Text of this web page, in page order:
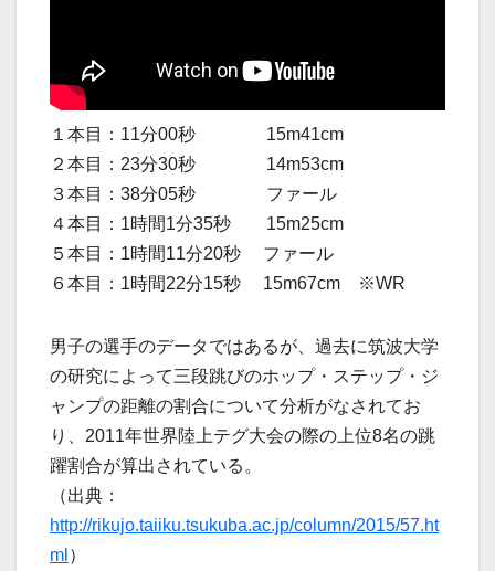
１本目：11分00秒 15m41cm
２本目：23分30秒 14m53cm
３本目：38分05秒 ファール
４本目：1時間1分35秒 15m25cm
５本目：1時間11分20秒 ファール
６本目：1時間22分15秒 15m67cm ※WR
男子の選手のデータではあるが、過去に筑波大学
の研究によって三段跳びのホップ・ステップ・ジ
ャンプの距離の割合について分析がなされてお
り、2011年世界陸上テグ大会の際の上位8名の跳
躍割合が算出されている。
（出典：
http://rikujo.taiiku.tsukuba.ac.jp/column/2015/57.ht
ml ）